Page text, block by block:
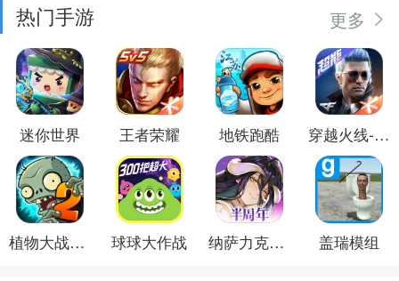
热门手游 更多
迷你世界 王者荣耀 地铁跑酷 穿越火线-枪战王者
植物大战僵尸2 球球大作战 纳萨力克之王 盖瑞模组